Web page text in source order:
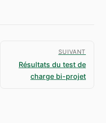
SUIVANT
Résultats du test de
charge bi-projet